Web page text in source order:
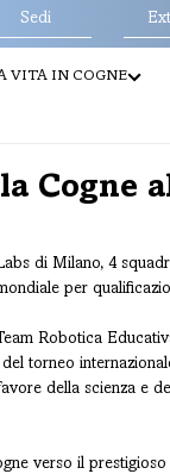
Sedi
VITA IN COGNE
Cogne
di Milano, 4
per
Robotica
torneo
della scienza e
verso il prestigioso